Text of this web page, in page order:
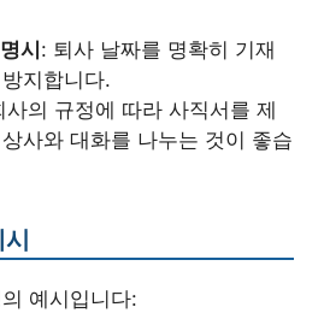
시 : 퇴사 날짜를 명확히 기재
지합니다.
사의 규정에 따라 사직서를 제
사와 대화를 나누는 것이 좋습
예시입니다: